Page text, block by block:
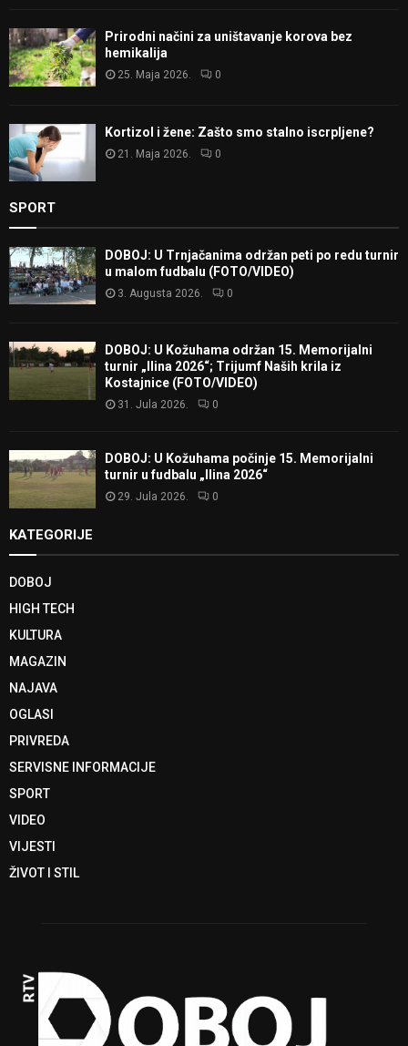
Prirodni načini za uništavanje korova bez
hemikalija
25. Maja 2026. 0
Kortizol i žene: Zašto smo stalno iscrpljene?
21. Maja 2026. 0
SPORT
DOBOJ: U Trnjačanima održan peti po redu turnir
u malom fudbalu (FOTO/VIDEO)
3. Augusta 2026. 0
DOBOJ: U Kožuhama održan 15. Memorijalni
turnir „Ilina 2026“; Trijumf Naših krila iz
Kostajnice (FOTO/VIDEO)
31. Jula 2026. 0
DOBOJ: U Kožuhama počinje 15. Memorijalni
turnir u fudbalu „Ilina 2026“
29. Jula 2026. 0
KATEGORIJE
DOBOJ
HIGH TECH
KULTURA
MAGAZIN
NAJAVA
OGLASI
PRIVREDA
SERVISNE INFORMACIJE
SPORT
VIDEO
VIJESTI
ŽIVOT I STIL